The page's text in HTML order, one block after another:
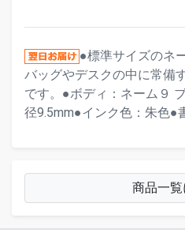
●標準サイズのネ
バッグやデスクの中に常備
です。●ボディ：ネーム９
径9.5mm●インク色：朱色●
商品一覧